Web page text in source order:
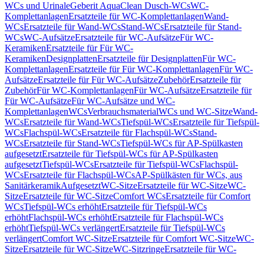
WCs und UrinaleGeberit AquaClean Dusch-WCsWC-
KomplettanlagenErsatzteile für WC-KomplettanlagenWand-
WCsErsatzteile für Wand-WCsStand-WCsErsatzteile für Stand-
WCsWC-AufsätzeErsatzteile für WC-AufsätzeFür WC-
KeramikenErsatzteile für Für WC-
KeramikenDesignplattenErsatzteile für DesignplattenFür WC-
KomplettanlagenErsatzteile für Für WC-KomplettanlagenFür WC-
AufsätzeErsatzteile für Für WC-AufsätzeZubehörErsatzteile für
ZubehörFür WC-KomplettanlagenFür WC-AufsätzeErsatzteile für
Für WC-AufsätzeFür WC-Aufsätze und WC-
KomplettanlagenWCsVerbrauchsmaterialWCs und WC-SitzeWand-
WCsErsatzteile für Wand-WCsTiefspül-WCsErsatzteile für Tiefspül-
WCsFlachspül-WCsErsatzteile für Flachspül-WCsStand-
WCsErsatzteile für Stand-WCsTiefspül-WCs für AP-Spülkasten
aufgesetztErsatzteile für Tiefspül-WCs für AP-Spülkasten
aufgesetztTiefspül-WCsErsatzteile für Tiefspül-WCsFlachspül-
WCsErsatzteile für Flachspül-WCsAP-Spülkästen für WCs, aus
SanitärkeramikAufgesetztWC-SitzeErsatzteile für WC-SitzeWC-
SitzeErsatzteile für WC-SitzeComfort WCsErsatzteile für Comfort
WCsTiefspül-WCs erhöhtErsatzteile für Tiefspül-WCs
erhöhtFlachspül-WCs erhöhtErsatzteile für Flachspül-WCs
erhöhtTiefspül-WCs verlängertErsatzteile für Tiefspül-WCs
verlängertComfort WC-SitzeErsatzteile für Comfort WC-SitzeWC-
SitzeErsatzteile für WC-SitzeWC-SitzringeErsatzteile für WC-